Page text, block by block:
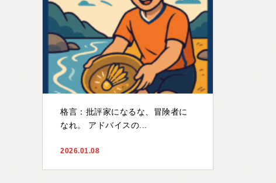
格言：批評家になるな、冒険者に
なれ。 アドバイスの...
2026.01.08